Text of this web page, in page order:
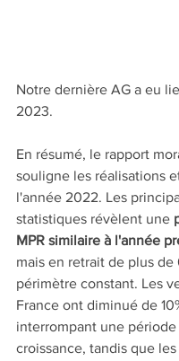
Notre dernière AG a eu
2023.
En résumé, le rapport
souligne les réalisations
l'année 2022. Les
statistiques révèlent une
MPR similaire à l'année
mais en retrait de plus de
périmètre constant. Les
France ont diminué de
interrompant une période
croissance, tandis que